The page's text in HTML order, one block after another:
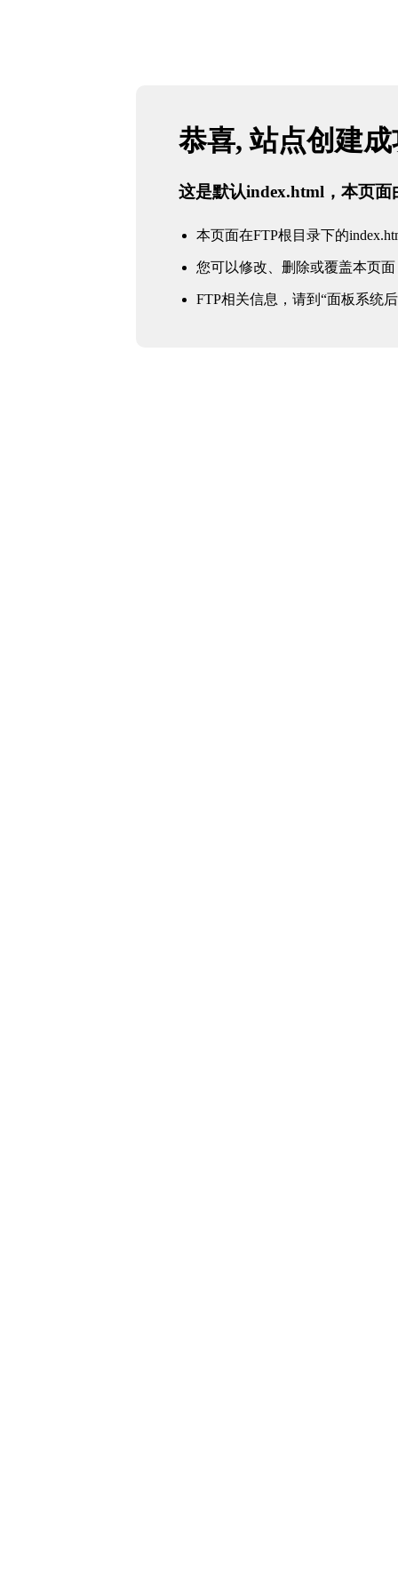
恭喜, 站点创建
这是默认index.html，本页面
本页面在FTP根目录下的
您可以修改、删除或覆盖本页面
FTP相关信息，请到“面板系统